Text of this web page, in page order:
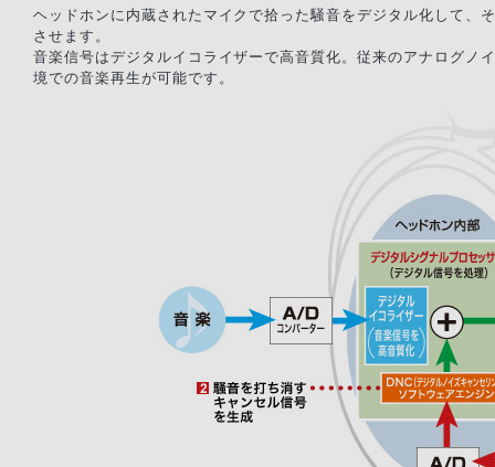
ヘッドホンに内蔵されたマイクで拾った騒音をデジタル化して、
させます。
音楽信号はデジタルイコライザーで高音質化。従来のアナログノ
境での音楽再生が可能です。